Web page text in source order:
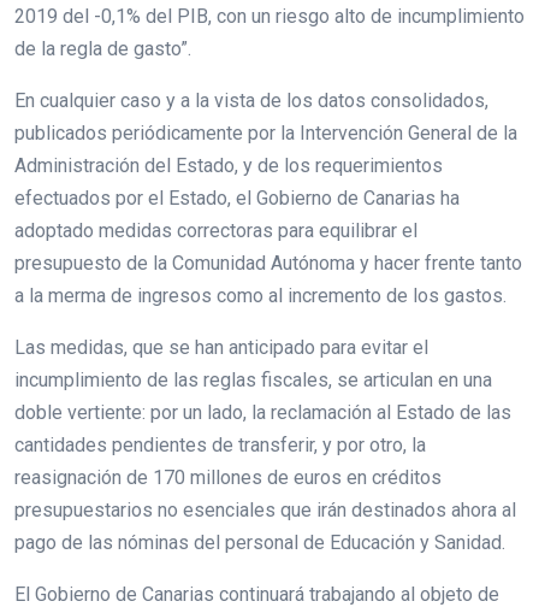
2019 del -0,1% del PIB, con un riesgo alto de incumplimiento
de la regla de gasto”.
En cualquier caso y a la vista de los datos consolidados,
publicados periódicamente por la Intervención General de la
Administración del Estado, y de los requerimientos
efectuados por el Estado, el Gobierno de Canarias ha
adoptado medidas correctoras para equilibrar el
presupuesto de la Comunidad Autónoma y hacer frente tanto
a la merma de ingresos como al incremento de los gastos.
Las medidas, que se han anticipado para evitar el
incumplimiento de las reglas fiscales, se articulan en una
doble vertiente: por un lado, la reclamación al Estado de las
cantidades pendientes de transferir, y por otro, la
reasignación de 170 millones de euros en créditos
presupuestarios no esenciales que irán destinados ahora al
pago de las nóminas del personal de Educación y Sanidad.
El Gobierno de Canarias continuará trabajando al objeto de